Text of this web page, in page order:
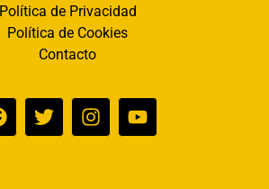
Política de Privacidad
Política de Cookies
Contacto